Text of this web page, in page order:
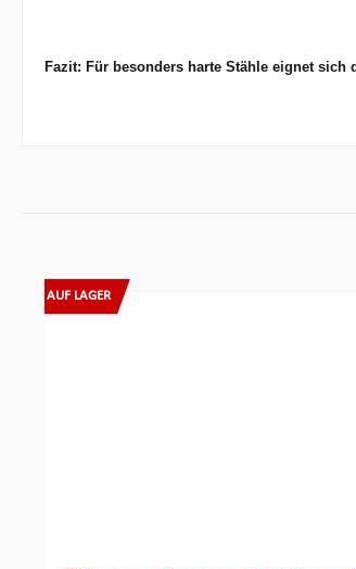
Fazit: Für besonders harte Stähle eignet sich
Produktgalerie überspringen
AUF LAGER